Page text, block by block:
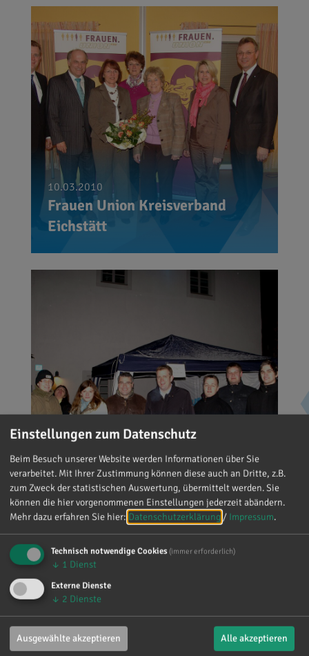
10.03.2010
Frauen Union Kreisverband
Eichstätt
Neujahrsempfang der Jungen
Union Kipfenberg
Einstellungen zum Datenschutz
Beim Besuch unserer Website werden Informationen über Sie
verarbeitet. Mit Ihrer Zustimmung können diese auch an Dritte, z.B.
zum Zweck der statistischen Auswertung, übermittelt werden. Sie
können die hier vorgenommenen Einstellungen jederzeit abändern.
Mehr dazu erfahren Sie hier: Datenschutzerklärung / Impressum.
Technisch notwendige Cookies (immer erforderlich)
↓ 1 Dienst
Externe Dienste
↓ 2 Dienste
Ausgewählte akzeptieren Alle akzeptieren